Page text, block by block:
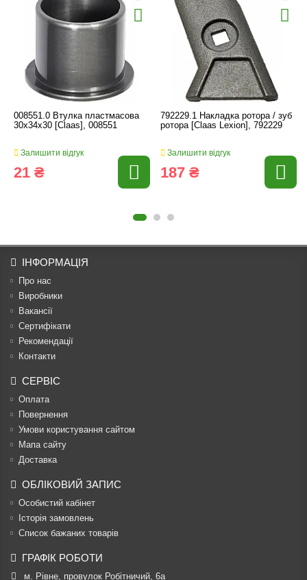
008551.0 Втулка пластмасова
30x34x30 [Claas], 008551
Залишити відгук
21 ₴
792229.1 Накладка ротора / зуб
ротора [Claas Lexion], 792229
Залишити відгук
187 ₴
ІНФОРМАЦІЯ
Про нас
Виробники
Вакансії
Сертифікати
Рекомендації
Контакти
СЕРВІС
Оплата
Повернення
Умови користування сайтом
Мапа сайту
Доставка
ОБЛІКОВИЙ ЗАПИС
Особистий кабінет
Історія замовлень
Список бажаних товарів
ГРАФІК РОБОТИ
м. Рівне, провулок Робітничий, 6а